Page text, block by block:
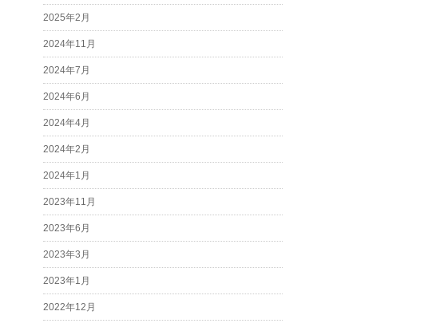
2025年2月
2024年11月
2024年7月
2024年6月
2024年4月
2024年2月
2024年1月
2023年11月
2023年6月
2023年3月
2023年1月
2022年12月